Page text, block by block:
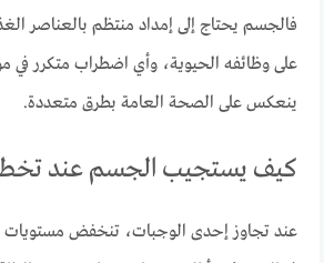
فالجسم يحتاج إلى إمداد منتظم بالعناصر
على وظائفه الحيوية، وأي اضطراب متكرر في
ينعكس على الصحة العامة بطرق متعددة.
كيف يستجيب الجسم عند
عند تجاوز إحدى الوجبات، تنخفض مستويات